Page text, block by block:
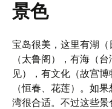
景色
宝岛很美，这里有湖
（太鲁阁），有海（
见），有文化（故宫
（恒春、花莲）。如
湾很合适。不过这些